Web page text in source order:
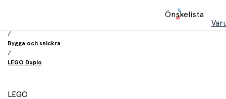
Önskelista
/
Bygga och snickra
/
LEGO Duplo
LEGO